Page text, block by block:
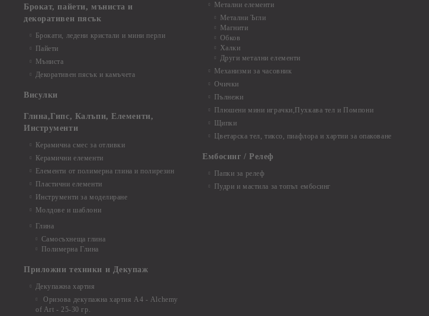
Брокат, пайети, мъниста и
декоративен пясък
Брокати, ледени кристали и мини перли
Пайети
Мъниста
Декоративен пясък и камъчета
Висулки
Глина,Гипс, Калъпи, Елементи,
Инструменти
Керамична смес за отливки
Керамични елементи
Елементи от полимерна глина и полирезин
Пластични елементи
Инструменти за моделиране
Молдове и шаблони
Глина
Самосъхнеща глина
Полимерна Глина
Приложни техники и Декупаж
Декупажна хартия
Оризова декупажна хартия А4 - Alchemy
of Art - 25-30 гр.
Метални елементи
Метални Ъгли
Магнити
Обков
Халки
Други метални елементи
Механизми за часовник
Очички
Пълнежи
Плюшени мини играчки,Пухкава тел и Помпони
Щипки
Цветарска тел, тиксо, пиафлора и хартии за опаковане
Ембосинг / Релеф
Папки за релеф
Пудри и мастила за топъл ембосинг